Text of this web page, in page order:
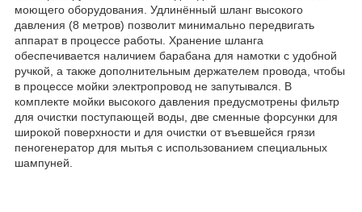
моющего оборудования. Удлинённый шланг высокого
давления (8 метров) позволит минимально передвигать
аппарат в процессе работы. Хранение шланга
обеспечивается наличием барабана для намотки с удобной
ручкой, а также дополнительным держателем провода, чтобы
в процессе мойки электропровод не запутывался. В
комплекте мойки высокого давления предусмотрены фильтр
для очистки поступающей воды, две сменные форсунки для
широкой поверхности и для очистки от въевшейся грязи
пеногенератор для мытья с использованием специальных
шампуней.